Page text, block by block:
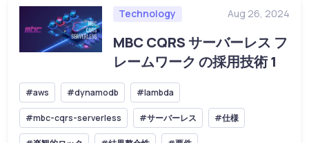
Technology Aug 26, 2024
MBC CQRS サーバーレス フ
レームワーク の採用技術 1
#aws #dynamodb #lambda
#mbc-cqrs-serverless #サーバーレス #仕様